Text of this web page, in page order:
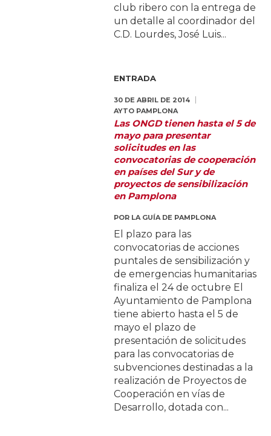
club ribero con la entrega de
un detalle al coordinador del
C.D. Lourdes, José Luis...
ENTRADA
30 DE ABRIL DE 2014
AYTO PAMPLONA
Las ONGD tienen hasta el 5 de
mayo para presentar
solicitudes en las
convocatorias de cooperación
en países del Sur y de
proyectos de sensibilización
en Pamplona
POR LA GUÍA DE PAMPLONA
El plazo para las
convocatorias de acciones
puntales de sensibilización y
de emergencias humanitarias
finaliza el 24 de octubre El
Ayuntamiento de Pamplona
tiene abierto hasta el 5 de
mayo el plazo de
presentación de solicitudes
para las convocatorias de
subvenciones destinadas a la
realización de Proyectos de
Cooperación en vías de
Desarrollo, dotada con...